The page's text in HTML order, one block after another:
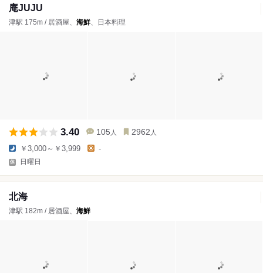
庵JUJU
津駅 175m / 居酒屋、 海鮮、日本料理
3.40 105 人 2962 人
￥3,000～￥3,999 -
日曜日
北海
津駅 182m / 居酒屋、 海鮮